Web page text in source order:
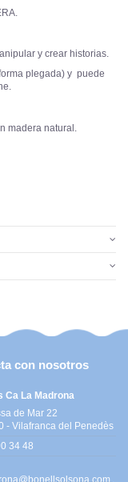
y crear historias.
plegada) y puede
madera natural.
con nosotros
Ca La Madrona
de Mar 22
- Vilafranca del Penedès
34 48